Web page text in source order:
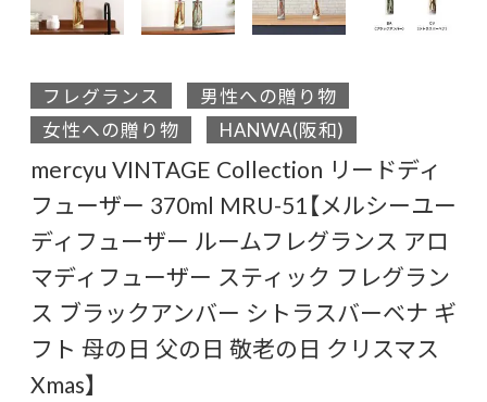
フレグランス
男性への贈り物
女性への贈り物
HANWA(阪和)
mercyu VINTAGE Collection リードディ
フューザー 370ml MRU-51【メルシーユー
ディフューザー ルームフレグランス アロ
マディフューザー スティック フレグラン
ス ブラックアンバー シトラスバーベナ ギ
フト 母の日 父の日 敬老の日 クリスマス
Xmas】